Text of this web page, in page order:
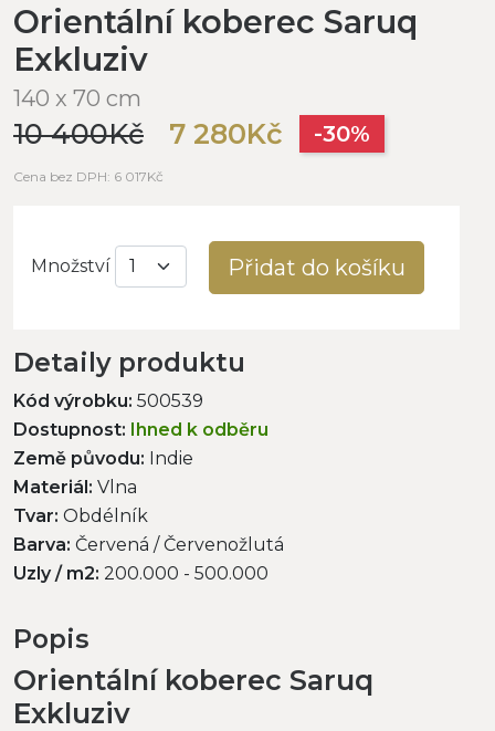
Orientální koberec Saruq
Exkluziv
140 x 70 cm
10 400Kč 7 280Kč -30%
Cena bez DPH: 6 017Kč
Množství Přidat do košíku
Detaily produktu
Kód výrobku: 500539
Dostupnost: Ihned k odběru
Země původu: Indie
Materiál: Vlna
Tvar: Obdélník
Barva: Červená / Červenožlutá
Uzly / m2: 200.000 - 500.000
Popis
Orientální koberec Saruq
Exkluziv